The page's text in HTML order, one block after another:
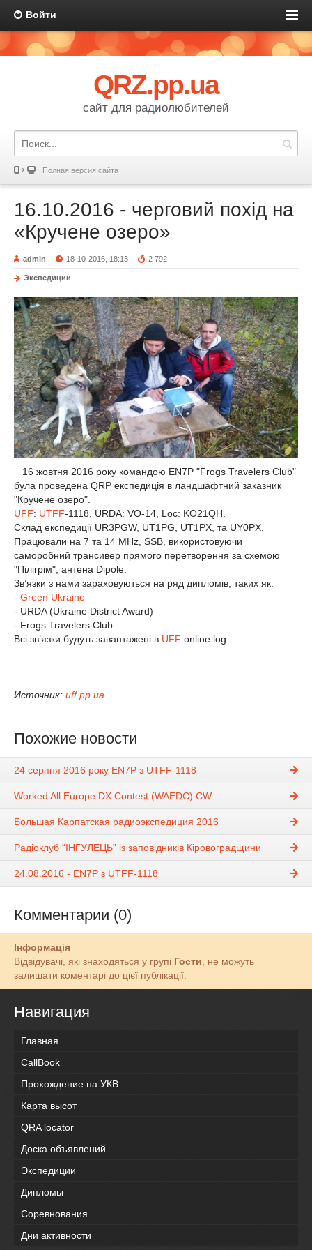
Войти
QRZ.pp.ua
сайт для радиолюбителей
Полная версия сайта
16.10.2016 - черговий похід на
«Кручене озеро»
admin 18-10-2016, 18:13 2 792
Экспедиции
16 жовтня 2016 року командою EN7P "Frogs Travelers Club"
була проведена QRP експедиція в ландшафтний заказник
"Кручене озеро".
UFF: UTFF-1118, URDA: VO-14, Loc: KO21QH.
Склад експедиції UR3PGW, UT1PG, UT1PX, та UY0PX.
Працювали на 7 та 14 MHz, SSB, використовуючи
саморобний трансивер прямого перетворення за схемою
"Пілігрім", антена Dipole.
Зв’язки з нами зараховуються на ряд дипломів, таких як:
- Green Ukraine
- URDA (Ukraine District Award)
- Frogs Travelers Club.
Всі зв’язки будуть завантажені в UFF online log.
Источник: uff.pp.ua
Похожие новости
24 серпня 2016 року EN7P з UTFF-1118
Worked All Europe DX Contest (WAEDC) CW
Большая Карпатская радиоэкспедиция 2016
Радіоклуб “ІНГУЛЕЦЬ” із заповідників Кіровоградщини
24.08.2016 - EN7P з UTFF-1118
Комментарии (0)
Інформація
Відвідувачі, які знаходяться у групі Гости , не можуть
залишати коментарі до цієї публікації.
Навигация
Главная
CallBook
Прохождение на УКВ
Карта высот
QRA locator
Доска объявлений
Экспедиции
Дипломы
Соревнования
Дни активности